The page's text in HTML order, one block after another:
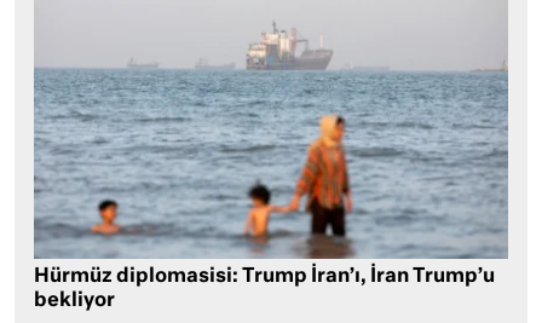
Hürmüz diplomasisi: Trump İran’ı, İran Trump’u
bekliyor